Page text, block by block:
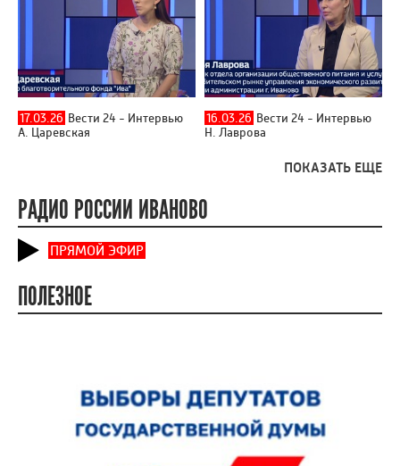
17.03.26 Вести 24 - Интервью
А. Царевская
16.03.26 Вести 24 - Интервью
Н. Лаврова
ПОКАЗАТЬ ЕЩЕ
РАДИО РОССИИ ИВАНОВО
ПРЯМОЙ ЭФИР
ПОЛЕЗНОЕ